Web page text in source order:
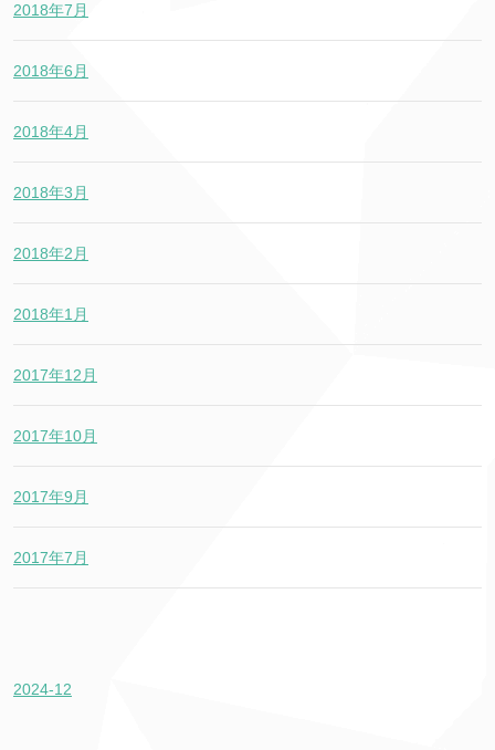
2018年7月
2018年6月
2018年4月
2018年3月
2018年2月
2018年1月
2017年12月
2017年10月
2017年9月
2017年7月
2024-12